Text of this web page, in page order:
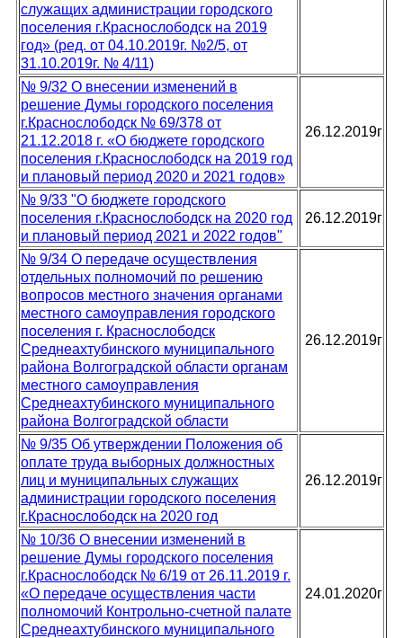
служащих администрации городского
поселения г.Краснослободск на 2019
год» (ред. от 04.10.2019г. №2/5, от
31.10.2019г. № 4/11)
№ 9/32 О внесении изменений в
решение Думы городского поселения
г.Краснослободск № 69/378 от
21.12.2018 г. «О бюджете городского
поселения г.Краснослободск на 2019 год
и плановый период 2020 и 2021 годов»
26.12.2019г
№ 9/33 "О бюджете городского
поселения г.Краснослободск на 2020 год
и плановый период 2021 и 2022 годов"
26.12.2019г
№ 9/34 О передаче осуществления
отдельных полномочий по решению
вопросов местного значения органами
местного самоуправления городского
поселения г. Краснослободск
Среднеахтубинского муниципального
района Волгоградской области органам
местного самоуправления
Среднеахтубинского муниципального
района Волгоградской области
26.12.2019г
№ 9/35 Об утверждении Положения об
оплате труда выборных должностных
лиц и муниципальных служащих
администрации городского поселения
г.Краснослободск на 2020 год
26.12.2019г
№ 10/36 О внесении изменений в
решение Думы городского поселения
г.Краснослободск № 6/19 от 26.11.2019 г.
«О передаче осуществления части
полномочий Контрольно-счетной палате
Среднеахтубинского муниципального
24.01.2020г